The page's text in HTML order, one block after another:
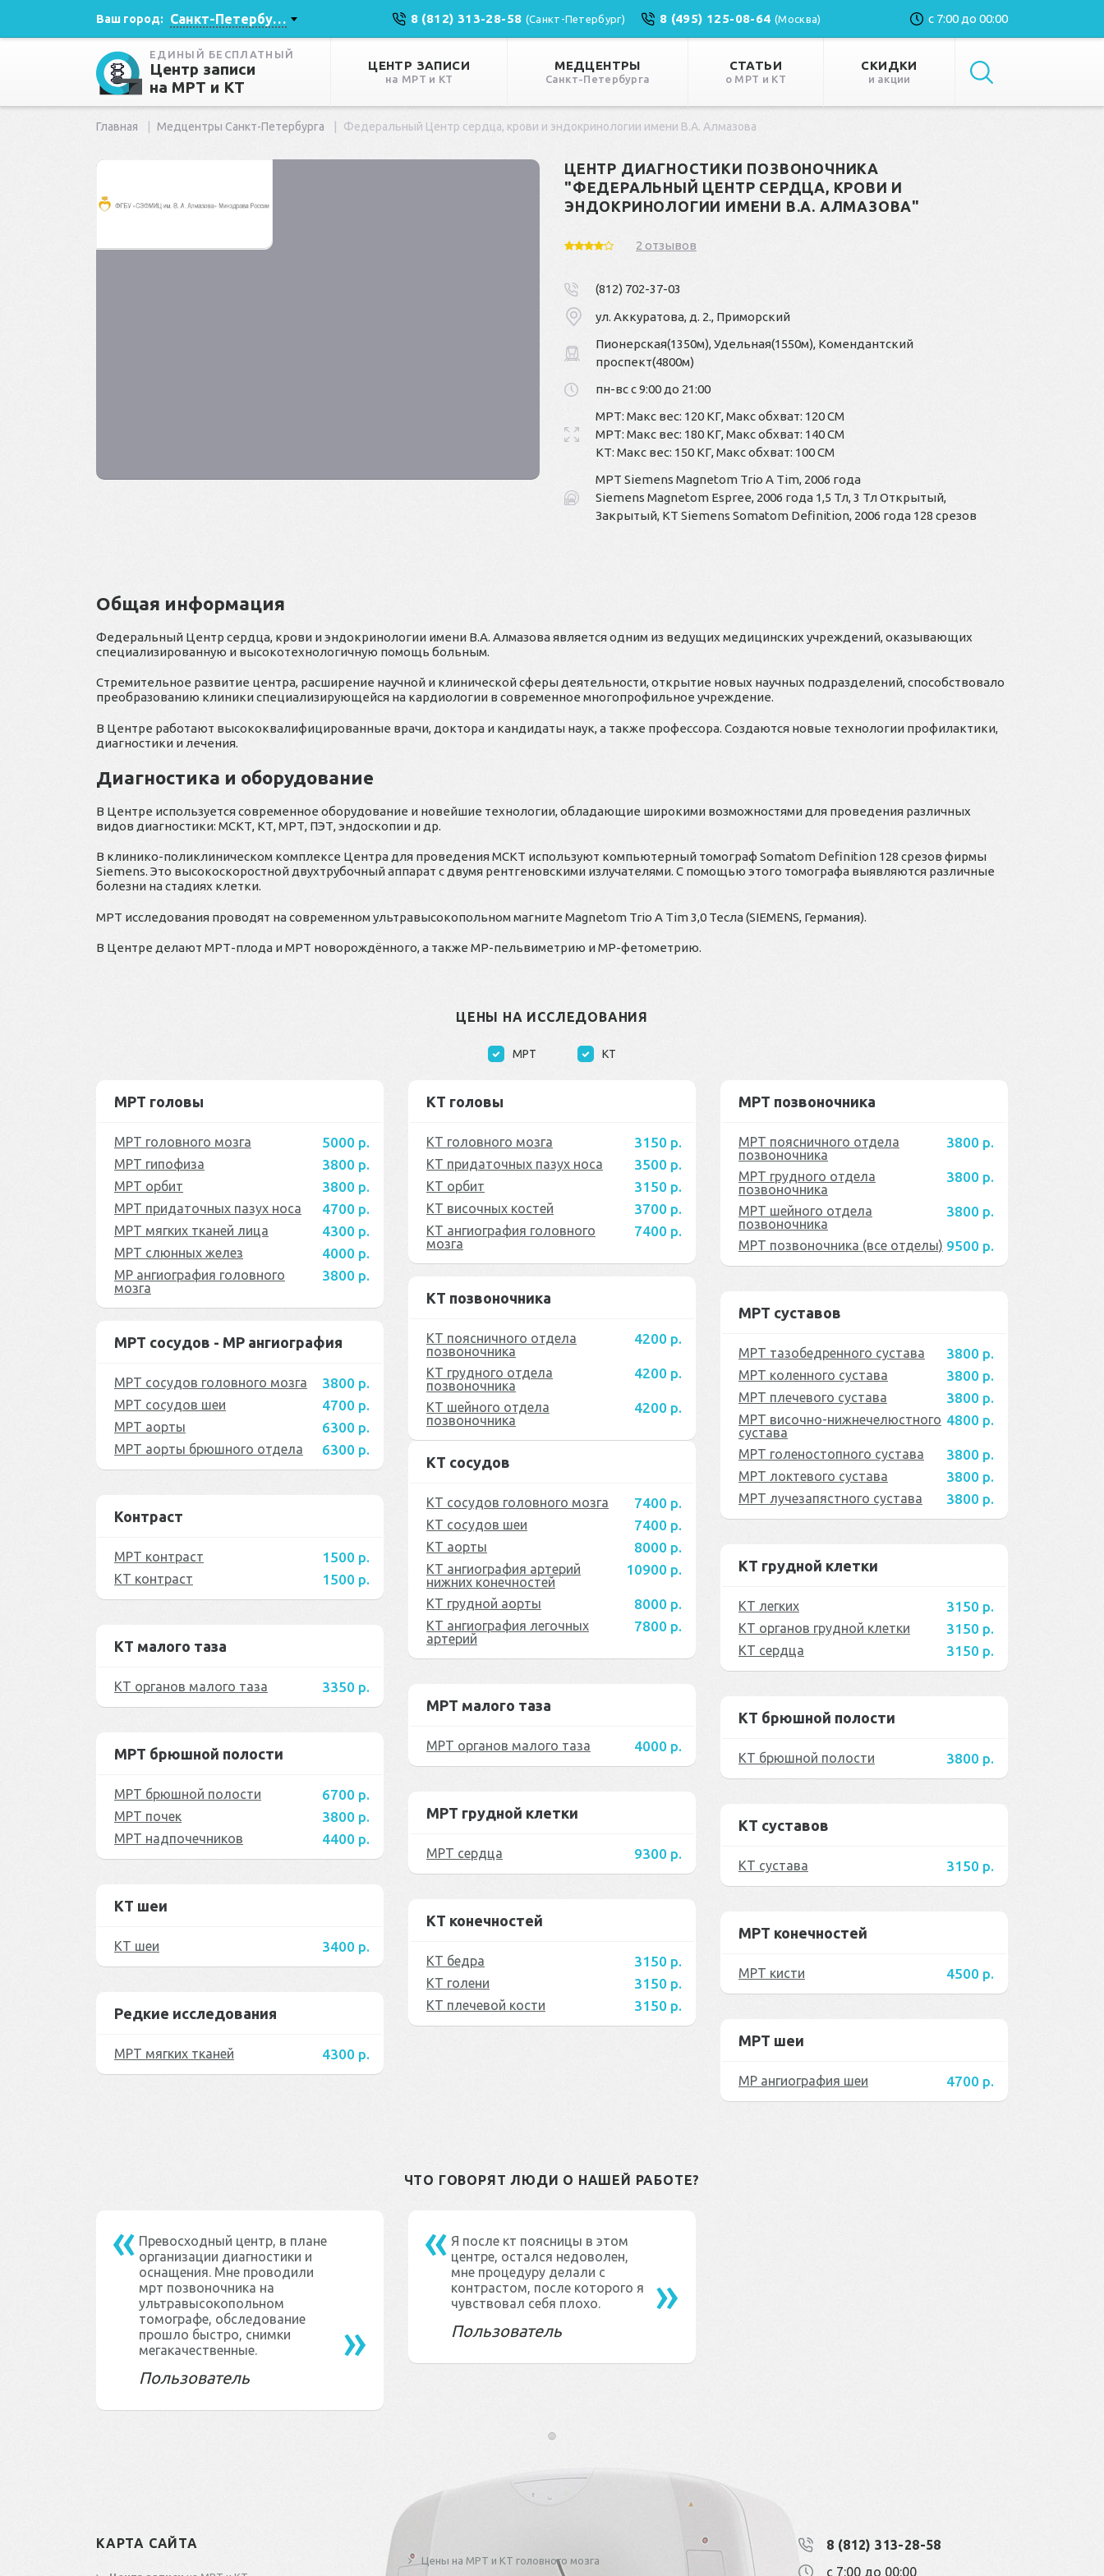
Ваш город: Санкт-Петербург 8 (812) 313-28-58 (Санкт-Петербург) 8 (495) 125-08-64(Москва) с 7:00 до 00:00
ЕДИНЫЙ БЕСПЛАТНЫЙ
Центр записи
на МРТ и КТ
ЦЕНТР ЗАПИСИ
на МРТ и КТ
МЕДЦЕНТРЫ
Санкт-Петербурга
СТАТЬИ
о МРТ и КТ
СКИДКИ
и акции
Главная Медцентры Санкт-Петербурга Федеральный Центр сердца, крови и эндокринологии имени В.А. Алмазова
ЦЕНТР ДИАГНОСТИКИ ПОЗВОНОЧНИКА
"ФЕДЕРАЛЬНЫЙ ЦЕНТР СЕРДЦА, КРОВИ И
ЭНДОКРИНОЛОГИИ ИМЕНИ В.А. АЛМАЗОВА"
2 отзывов
(812) 702-37-03
ул. Аккуратова, д. 2., Приморский
Пионерская(1350м), Удельная(1550м), Комендантский
проспект(4800м)
пн-вс с 9:00 до 21:00
МРТ: Макс вес: 120 КГ, Макс обхват: 120 СМ
МРТ: Макс вес: 180 КГ, Макс обхват: 140 СМ
КТ: Макс вес: 150 КГ, Макс обхват: 100 СМ
МРТ Siemens Magnetom Trio A Tim, 2006 года
Siemens Magnetom Espree, 2006 года 1,5 Тл, 3 Тл Открытый,
Закрытый, КТ Siemens Somatom Definition, 2006 года 128 срезов
Общая информация
Федеральный Центр сердца, крови и эндокринологии имени В.А. Алмазова является одним из ведущих медицинских учреждений, оказывающих
специализированную и высокотехнологичную помощь больным.
Стремительное развитие центра, расширение научной и клинической сферы деятельности, открытие новых научных подразделений, способствовало
преобразованию клиники специализирующейся на кардиологии в современное многопрофильное учреждение.
В Центре работают высококвалифицированные врачи, доктора и кандидаты наук, а также профессора. Создаются новые технологии профилактики,
диагностики и лечения.
Диагностика и оборудование
В Центре используется современное оборудование и новейшие технологии, обладающие широкими возможностями для проведения различных
видов диагностики: МСКТ, КТ, МРТ, ПЭТ, эндоскопии и др.
В клинико-поликлиническом комплексе Центра для проведения МСКТ используют компьютерный томограф Somatom Definition 128 срезов фирмы
Siemens. Это высокоскоростной двухтрубочный аппарат с двумя рентгеновскими излучателями. С помощью этого томографа выявляются различные
болезни на стадиях клетки.
МРТ исследования проводят на современном ультравысокопольном магните Magnetom Trio A Tim 3,0 Тесла (SIEMENS, Германия).
В Центре делают МРТ-плода и МРТ новорождённого, а также МР-пельвиметрию и МР-фетометрию.
ЦЕНЫ НА ИССЛЕДОВАНИЯ
МРТ КТ
МРТ головы
МРТ головного мозга 5000 р.
МРТ гипофиза 3800 р.
МРТ орбит 3800 р.
МРТ придаточных пазух носа 4700 р.
МРТ мягких тканей лица 4300 р.
МРТ слюнных желез 4000 р.
МР ангиография головного
мозга
3800 р.
КТ головы
КТ головного мозга 3150 р.
КТ придаточных пазух носа 3500 р.
КТ орбит 3150 р.
КТ височных костей 3700 р.
КТ ангиография головного
мозга
7400 р.
МРТ позвоночника
МРТ поясничного отдела
позвоночника
3800 р.
МРТ грудного отдела
позвоночника
3800 р.
МРТ шейного отдела
позвоночника
3800 р.
МРТ позвоночника (все отделы) 9500 р.
КТ позвоночника
КТ поясничного отдела
позвоночника
4200 р.
КТ грудного отдела
позвоночника
4200 р.
КТ шейного отдела
позвоночника
4200 р.
МРТ суставов
МРТ тазобедренного сустава 3800 р.
МРТ коленного сустава 3800 р.
МРТ плечевого сустава 3800 р.
МРТ височно-нижнечелюстного
сустава
4800 р.
МРТ голеностопного сустава 3800 р.
МРТ локтевого сустава 3800 р.
МРТ лучезапястного сустава 3800 р.
МРТ сосудов - МР ангиография
МРТ сосудов головного мозга 3800 р.
МРТ сосудов шеи 4700 р.
МРТ аорты 6300 р.
МРТ аорты брюшного отдела 6300 р.
КТ сосудов
КТ сосудов головного мозга 7400 р.
КТ сосудов шеи 7400 р.
КТ аорты 8000 р.
КТ ангиография артерий
нижних конечностей
10900 р.
КТ грудной аорты 8000 р.
КТ ангиография легочных
артерий
7800 р.
Контраст
МРТ контраст 1500 р.
КТ контраст 1500 р.
КТ грудной клетки
КТ легких 3150 р.
КТ органов грудной клетки 3150 р.
КТ сердца 3150 р.
КТ малого таза
КТ органов малого таза 3350 р.
МРТ малого таза
МРТ органов малого таза 4000 р.
КТ брюшной полости
КТ брюшной полости 3800 р.
МРТ брюшной полости
МРТ брюшной полости 6700 р.
МРТ почек 3800 р.
МРТ надпочечников 4400 р.
МРТ грудной клетки
МРТ сердца 9300 р.
КТ суставов
КТ сустава 3150 р.
КТ шеи
КТ шеи 3400 р.
КТ конечностей
КТ бедра 3150 р.
КТ голени 3150 р.
КТ плечевой кости 3150 р.
МРТ конечностей
МРТ кисти 4500 р.
Редкие исследования
МРТ мягких тканей 4300 р.
МРТ шеи
МР ангиография шеи 4700 р.
ЧТО ГОВОРЯТ ЛЮДИ О НАШЕЙ РАБОТЕ?
Превосходный центр, в плане
организации диагностики и
оснащения. Мне проводили
мрт позвоночника на
ультравысокопольном
томографе, обследование
прошло быстро, снимки
мегакачественные.
Пользователь
Я после кт поясницы в этом
центре, остался недоволен,
мне процедуру делали с
контрастом, после которого я
чувствовал себя плохо.
Пользователь
КАРТА САЙТА
Цены на МРТ и КТ головного мозга
8 (812) 313-28-58
с 7:00 до 00:00